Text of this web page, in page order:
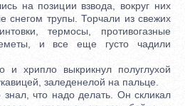
на позиции взвода, вокруг них
снегом трупы. Торчали из свежих
термосы, противогазные
и все еще густо чадили
выкрикнул полуглухой
заледенелой на пальце.
что надо делать. Он скликал